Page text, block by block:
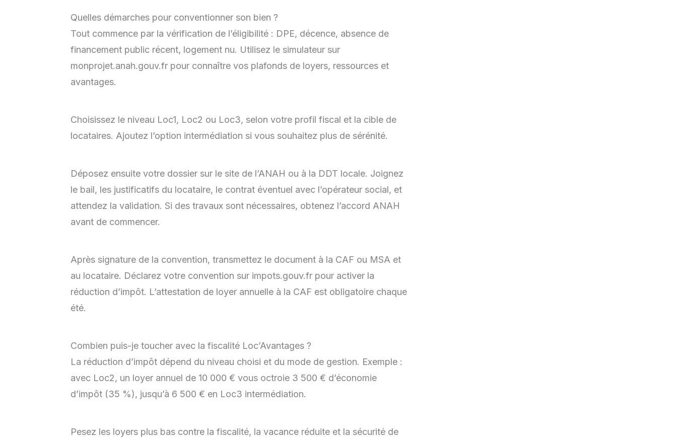
Quelles démarches pour conventionner son bien ?
Tout commence par la vérification de l’éligibilité : DPE, décence, absence de
financement public récent, logement nu. Utilisez le simulateur sur
monprojet.anah.gouv.fr pour connaître vos plafonds de loyers, ressources et
avantages.
Choisissez le niveau Loc1, Loc2 ou Loc3, selon votre profil fiscal et la cible de
locataires. Ajoutez l’option intermédiation si vous souhaitez plus de sérénité.
Déposez ensuite votre dossier sur le site de l’ANAH ou à la DDT locale. Joignez
le bail, les justificatifs du locataire, le contrat éventuel avec l’opérateur social, et
attendez la validation. Si des travaux sont nécessaires, obtenez l’accord ANAH
avant de commencer.
Après signature de la convention, transmettez le document à la CAF ou MSA et
au locataire. Déclarez votre convention sur impots.gouv.fr pour activer la
réduction d’impôt. L’attestation de loyer annuelle à la CAF est obligatoire chaque
été.
Combien puis-je toucher avec la fiscalité Loc’Avantages ?
La réduction d’impôt dépend du niveau choisi et du mode de gestion. Exemple :
avec Loc2, un loyer annuel de 10 000 € vous octroie 3 500 € d’économie
d’impôt (35 %), jusqu’à 6 500 € en Loc3 intermédiation.
Pesez les loyers plus bas contre la fiscalité, la vacance réduite et la sécurité de